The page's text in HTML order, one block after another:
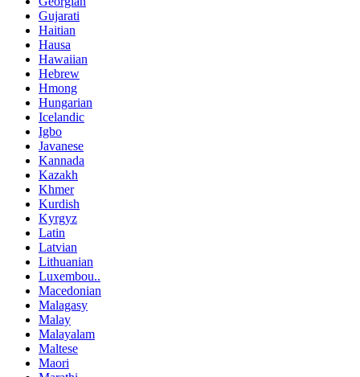
Gujarati
Haitian
Hausa
Hawaiian
Hebrew
Hmong
Hungarian
Icelandic
Igbo
Javanese
Kannada
Kazakh
Khmer
Kurdish
Kyrgyz
Latin
Latvian
Lithuanian
Luxembou..
Macedonian
Malagasy
Malay
Malayalam
Maltese
Maori